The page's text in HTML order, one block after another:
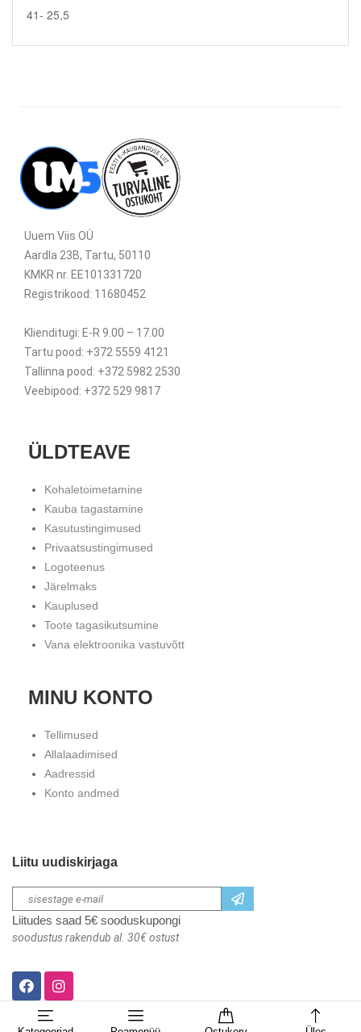
41- 25,5
Uuem Viis OÜ
Aardla 23B, Tartu, 50110
KMKR nr. EE101331720
Registrikood: 11680452
Klienditugi: E-R 9.00 – 17.00
Tartu pood: +372 5559 4121
Tallinna pood: +372 5982 2530
Veebipood: +372 529 9817
ÜLDTEAVE
Kohaletoimetamine
Kauba tagastamine
Kasutustingimused
Privaatsustingimused
Logoteenus
Järelmaks
Kauplused
Toote tagasikutsumine
Vana elektroonika vastuvõtt
MINU KONTO
Tellimused
Allalaadimised
Aadressid
Konto andmed
Liitu uudiskirjaga
Liitudes saad 5€ sooduskupongi
soodustus rakendub al. 30€ ostust